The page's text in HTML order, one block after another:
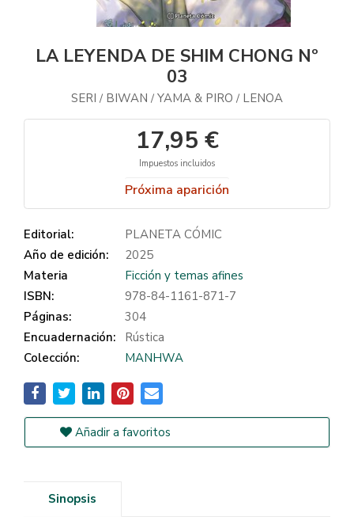
LA LEYENDA DE SHIM CHONG Nº
03
SERI / BIWAN / YAMA & PIRO / LENOA
17,95 €
Impuestos incluidos
Próxima aparición
Editorial:
PLANETA CÓMIC
Año de edición:
2025
Materia
Ficción y temas afines
ISBN:
978-84-1161-871-7
Páginas:
304
Encuadernación:
Rústica
Colección:
MANHWA
Añadir a favoritos
Sinopsis